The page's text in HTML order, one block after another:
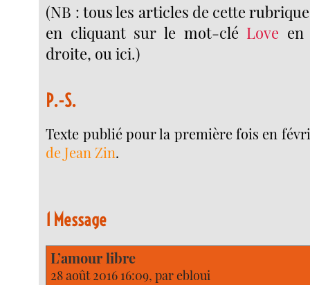
(NB : tous les articles de cette
en cliquant sur le mot-clé Love
droite, ou ici.)
P.-S.
Texte publié pour la première fois en
de Jean Zin.
1 Message
L’amour libre
28 août 2016 16:09, parebloui